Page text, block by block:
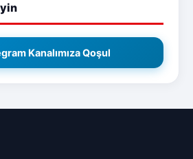
Kanalımıza Qoşul